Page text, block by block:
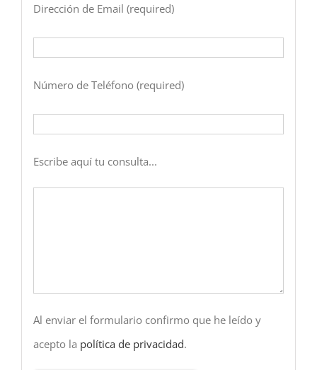
Dirección de Email (required)
Número de Teléfono (required)
Escribe aquí tu consulta...
Al enviar el formulario confirmo que he leído y
acepto la política de privacidad.